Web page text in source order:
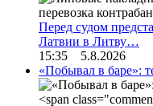
Перед судом
Латвии в Литву…
15:35 5.8.2026
«Побывал в баре»: